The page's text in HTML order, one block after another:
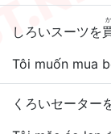
しろいスーツを
か
Tôi muốn mua
くろいセーター